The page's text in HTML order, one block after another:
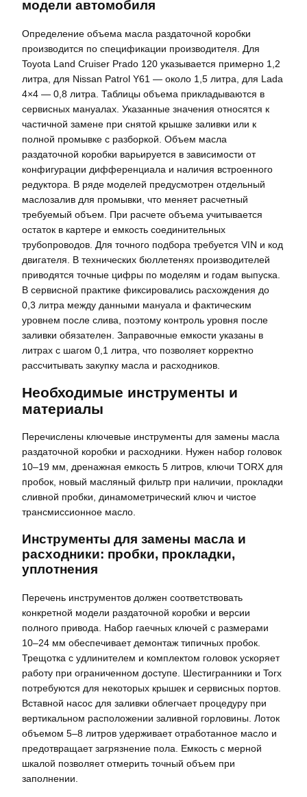
модели автомобиля
Определение объема масла раздаточной коробки
производится по спецификации производителя. Для
Toyota Land Cruiser Prado 120 указывается примерно 1,2
литра, для Nissan Patrol Y61 — около 1,5 литра, для Lada
4×4 — 0,8 литра. Таблицы объема прикладываются в
сервисных мануалах. Указанные значения относятся к
частичной замене при снятой крышке заливки или к
полной промывке с разборкой. Объем масла
раздаточной коробки варьируется в зависимости от
конфигурации дифференциала и наличия встроенного
редуктора. В ряде моделей предусмотрен отдельный
маслозалив для промывки, что меняет расчетный
требуемый объем. При расчете объема учитывается
остаток в картере и емкость соединительных
трубопроводов. Для точного подбора требуется VIN и код
двигателя. В технических бюллетенях производителей
приводятся точные цифры по моделям и годам выпуска.
В сервисной практике фиксировались расхождения до
0,3 литра между данными мануала и фактическим
уровнем после слива, поэтому контроль уровня после
заливки обязателен. Заправочные емкости указаны в
литрах с шагом 0,1 литра, что позволяет корректно
рассчитывать закупку масла и расходников.
Необходимые инструменты и
материалы
Перечислены ключевые инструменты для замены масла
раздаточной коробки и расходники. Нужен набор головок
10–19 мм, дренажная емкость 5 литров, ключи TORX для
пробок, новый масляный фильтр при наличии, прокладки
сливной пробки, динамометрический ключ и чистое
трансмиссионное масло.
Инструменты для замены масла и
расходники: пробки, прокладки,
уплотнения
Перечень инструментов должен соответствовать
конкретной модели раздаточной коробки и версии
полного привода. Набор гаечных ключей с размерами
10–24 мм обеспечивает демонтаж типичных пробок.
Трещотка с удлинителем и комплектом головок ускоряет
работу при ограниченном доступе. Шестигранники и Torx
потребуются для некоторых крышек и сервисных портов.
Вставной насос для заливки облегчает процедуру при
вертикальном расположении заливной горловины. Лоток
объемом 5–8 литров удерживает отработанное масло и
предотвращает загрязнение пола. Емкость с мерной
шкалой позволяет отмерить точный объем при
заполнении.